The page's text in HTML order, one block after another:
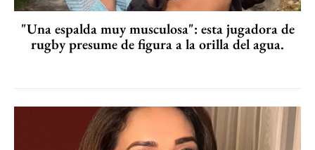
"Una espalda muy musculosa": esta jugadora de
rugby presume de figura a la orilla del agua.